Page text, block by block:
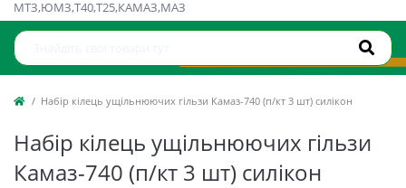
Набір кілець ущільнюючих гільзи Камаз-740 (п/кт 3 шт) силікон
Набір кілець ущільнюючих гільзи
Камаз-740 (п/кт 3 шт) силікон